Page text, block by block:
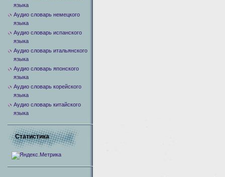
языка
Аудио словарь немецкого
языка
Аудио словарь испанского
языка
Аудио словарь итальянского
языка
Аудио словарь японского
языка
Аудио словарь корейского
языка
Аудио словарь китайского
языка
Статистика